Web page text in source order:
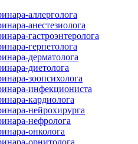
аллерголога
анестезиолога
гастроэнтеролога
герпетолога
дерматолога
диетолога
зоопсихолога
инфекциониста
кардиолога
нейрохирурга
нефролога
онколога
орнитолога